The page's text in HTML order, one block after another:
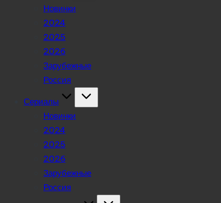
Новинки
2024
2025
2026
Зарубежные
Россия
Сериалы
Новинки
2024
2025
2026
Зарубежные
Россия